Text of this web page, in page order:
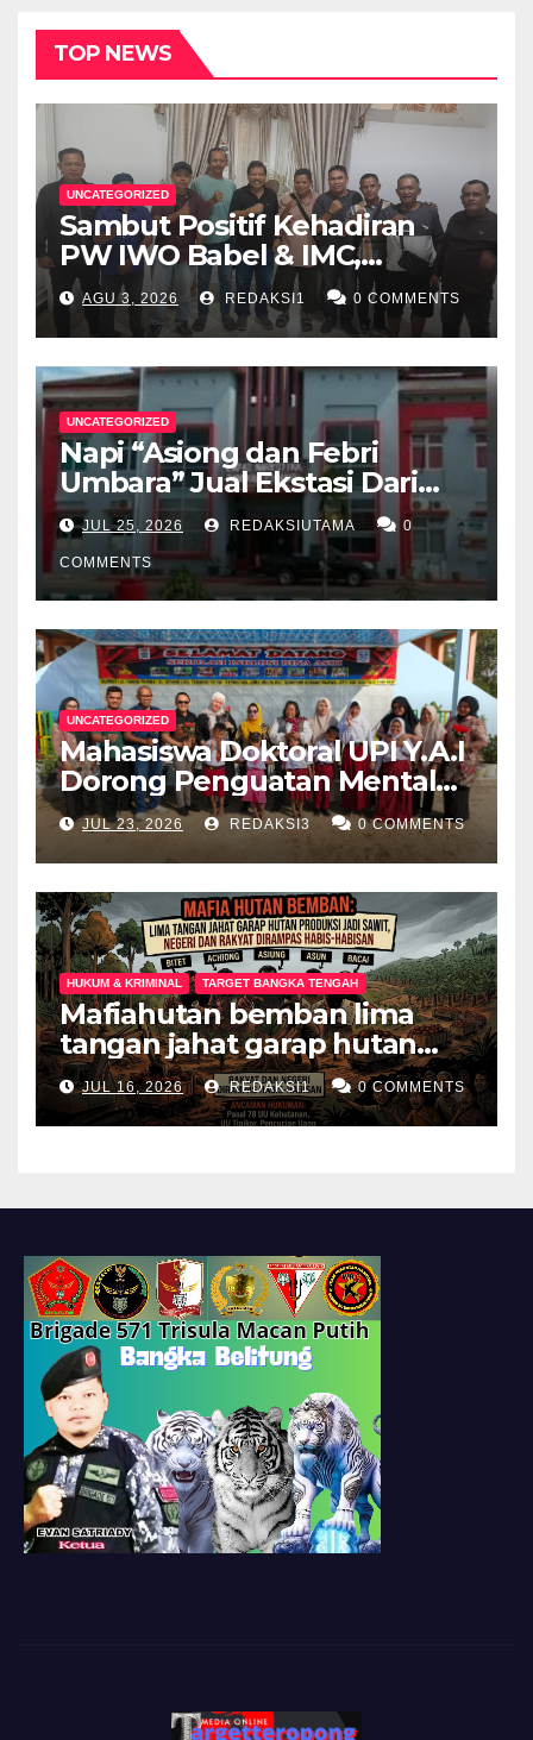
TOP NEWS
UNCATEGORIZED
Sambut Positif Kehadiran
PW IWO Babel & IMC,
Walikota Pangkalpinang
Apresiasi Peran Media Online
AGU 3, 2026 REDAKSI1 0 COMMENTS
UNCATEGORIZED
Napi “Asiong dan Febri
Umbara” Jual Ekstasi Dari
Dalam Lapas Rp 12 Juta/40
Butir
JUL 25, 2026 REDAKSIUTAMA 0
COMMENTS
UNCATEGORIZED
Mahasiswa Doktoral UPI Y.A.I
Dorong Penguatan Mental
Keluarga Anak
Berkebutuhan Khusus di
Palembang
JUL 23, 2026 REDAKSI3 0 COMMENTS
HUKUM & KRIMINAL TARGET BANGKA TENGAH
Mafiahutan bemban lima
tangan jahat garap hutan
produksi jadi perkebunan
sawit negeri dan rakyat
dirampas habis habisan
JUL 16, 2026 REDAKSI1 0 COMMENTS